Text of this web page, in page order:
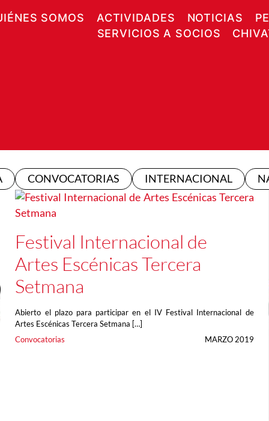
SOMOS ACTIVIDADES NOTICIAS
SERVICIOS A SOCIOS
CONVOCATORIAS INTERNACIONAL
Festival Internacional de
Artes Escénicas Tercera
Setmana
Abierto el plazo para participar en el IV Festival Internacional de
Artes Escénicas Tercera Setmana […]
Convocatorias
MARZO 2019